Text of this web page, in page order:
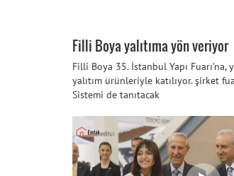
Filli Boya yalıtıma yön veriyor
Filli Boya 35. İstanbul Yapı Fuarı’na,
yalıtım ürünleriyle katılıyor. şirket
Sistemi de tanıtacak